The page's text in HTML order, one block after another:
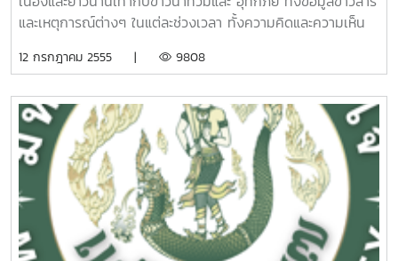
วันนี้ อย่าง ไรก็ดี แม้อนาคตของภาษาไทยจะผิดแผกแตกต่างออก
ไปเรื่อยๆ จนดูเหมือนว่ามันจะไม่เหลือรากเหง้าเค้าเดิมในอนาคต
หากมองในแง่การอนุรักษ์ก็คงเป็นที่น่าตกใจว่ากำลังเกิดวิบัติทาง
ภาษาของชาติ แต่อย่างไรก็ตาม หากคิดในทางบวก มองในแง่
ของการสื่อสาร ก็ยังต้องยอมรับว่า การสื่อสารด้วยภาษาไทยในโซ
เชียลมีเดียยังคงบรรลุเป้าหมายของการสื่อสาร (เข้าใจกันได้ดีทั้ง
ผู้ส่งสารและผู้รับสาร) แต่มันเป็นเพียงพัฒนาการทางภาษา ที่แม้
ไม่เปลี่ยนในวันนี้ก็คงต้องเปลี่ยนไปในวันหน้า ตามธรรมดาของ
สรรพสิ่งในโลกที่ล้วนเป็นอนิจจัง แต่ถึงอย่างไร ภาษาไทยก็ยังคง
เป็นภาษาไทยของคนไทยที่ไม่เหมือนภาษาใดในโลกอยู่นั่นเองที่มา:
ภาพและข้อความจาก มติชนออนไลน์ :
http://www.matichon.co.th
อะไรดีๆ บ้างเลยอย่ารอโอกาสหน้า เพราะเวลาและวารีไม่เคยคอย
ใคร บางทีปีหน้าอาจไม่มีโอกาสอีกก็เป็นได้ เพราะพระพุทธองค์
ทรงสอนพุทธบริษัทให้ดำเนินชีวิตด้วยความไม่ประมาทผศ.สุพจน์
เอี้ยงกุญชรคณะวิศวกรรมและอุตสาหกรรมเกษตร มหาวิทยาลัย
แม่โจ้ที่มา :เนื้อหาจาก (แนวหน้า ) 21 เม.ย 2556
มกราคมถึงต้นเดือนเมษายน) อย่างเข้มงวด และประชาชนส่วน
ใหญ่ก็ให้ความร่วมมือด้วยดี เพราะต่างเข้าใจดีว่า ประโยชน์จาก
การเผาขยะมูลฝอยในชุมชนไม่คุ้มกับผลกระทบจากหมอกควันที่
เกิดขึ้น อีกทั้งชาวเชียงใหม่เคยได้รับบทเรียนอย่างแสนสาหัสมา
แล้วในปี พ.ศ. 2550 เพราะในปีนั้นมีการตรวจวัดค่า PM10 กลาง
เมืองเชียงใหม่ได้สูงสุดถึง 383 ไมโครกรัมต่อลูกบาศก์เมตรนับ
ตั้งแต่นั้นมาการรณรงค์ให้งดการเผาในเขตชุมชนทั้งในระดับ
เทศบาลและอบต.นับว่าได้ผลเป็นอย่างดี และยังไม่เคยปรากฏ
ปัญหาหมอกควันรุนแรงในขั้นวิกฤติได้เท่าปีนั้นอีก แต่ถึงกระนั้นก็
ยังไม่สามารถทำให้ปราศจากปัญหาหมอกควันลงได้อย่างสมบูรณ์
เช่นเดียวกับปีนี้ แม้สถานการณ์หลายอย่างจะเป็นใจจนสามารถ
ผ่านช่วง 80 วันอันตรายมาได้กว่าครึ่งทางแล้ว แต่สุดท้ายปัญหา
แต่เป็นคนชั้นกลางและเหล่ามหาเศรษฐีเจ้าของกิจการร่วมทุนกับ
ต่างชาติแทบทั้งสิ้นและในทางกลับกัน นโยบายรถยนต์คันแรก
กลับมีผลทำให้ธุรกิจรถยนต์มือสองต้องซบเซาอย่างช่วยไม่ได้ และ
ไม่มีใครช่วย แต่เชื่อว่าในระยะเวลาอีกไม่เกิน ๕ ปี ธุรกิจนี้จะกลับ
มาคึกคักอีกอย่างแน่นอน เพราะรถยนต์คันแรกจำนวนไม่น้อยจะ
ต้องถูกปล่อยออกมาสู่ตลาด อันมีสาเหตุมาจากภาระหนี้สินที่ล้น
มือของผู้ซื้อที่ยังไม่พร้อมในตอนนี้ และจะเป็นโอกาสอันดีสำหรับผู้
บริโภคที่คิดจะซื้อหารถยนต์มือสองไว้ใช้ในตอนนั้นขณะนี้ มีผู้
บริโภคที่ด่วนตัดสินใจซื้อรถยนต์คันแรกไปใช้ตั้งแต่ปีก่อนทั้งๆที่ยัง
ไม่มีความพร้อม บางส่วนเริ่มมีปัญหาค้างชำระเงินค่างวดแล้ว
(ตามรายงานข่าวของวงการสินเชื่อ) ถึงตรงนี้ เค้าลางของปัญหา
เริ่มปรากฏให้เห็นชัดเจนขึ้น กรณีที่ผู้ซื้อไม่อาจครอบครองรถยนต์
โดยทั่วไปว่า ในช่วงปลายเดือนมกราคมถึงต้นเดือนเมษายน รวม
เกิดหมอกควันจากการเผาไหม้ เพราะเป็นช่วงที่มีอากาศร้อนและ
จากป่าไม้และเศษซากพืชทางการเกษตร (หากไม่มีการทยอยเผา
มาก่อน) ซึ่งถ้าหากมีไฟป่าหรือมีการเผาเศษซากพืชทางการ
เกษตรพร้อมๆ กันในช่วงนี้ มลพิษทางอากาศจะรุนแรงเข้าขั้น
วิกฤติได้โดยง่าย ขณะนี้ได้ย่างเข้าสู่ช่วง 80 วัน อันตราย
แล้ว แม้มีบางส่วนบางจังหวัดมีไฟป่าเกิดขึ้นและมีการเผาไร่นา
ทำให้คุณภาพอากาศต่ำ กว่าค่ามาตรฐาน (120 ไมโครกรัมต่อ
ลูกบาศก์เมตร) อยู่บ้าง แต่สถานการณ์โดยรวมยังคงเป็นที่น่า
พอใจ แต่ถึงกระนั้น ระยะเวลาที่เหลืออีกราว 2 เดือน ยังคงต้อง
จำเป็น(มีใช้อยู่ แล้ว) แต่การได้ประโยชน์เห็นๆ จากการคืนเงินภาษี
ฉวยโอกาสทันที การใช้ชื่อคนในครอบครัว หรือแม้แต่คนงานคน
ได้ยากที่จะกระทำ แม้ได้ชื่อว่า รถยนต์คันแรกในทางนิตินัย แต่
กลับกลายเป็นรถยนต์คันที่ 2 3 4 5…ของครอบครัวในทาง
พฤตินัย ทั้งนี้ขึ้นอยู่กับกำลังซื้อเป็นสำคัญ เพราะโอกาสที่จะซื้อ
รถยนต์ราคาถูกกว่าปกติเป็นเรือนแสนเช่นนี้ไม่ได้หาง่ายๆ กรณีนี้
นับเป็นเรื่องที่น่าเสียดายสำหรับภาษีที่รัฐควรจะได้ แต่กลับต้อง
เสียไปให้กับคนมีอันจะกินอยู่แล้วผู้บริโภคกลุ่มต่อมาที่ได้ประโยชน์
ได้แก่ ผู้ที่ครอบครัวยังไม่เคยมีรถยนต์เป็นของตนเองจริงๆ แต่
พอจะกัดฟันอดออมเพื่อรถยนต์คันแรกของครอบครัวได้ (มี
และเหตุการณ์ต่างๆ ในแต่ละช่วงเวลา ทั้งความคิดและความเห็น
อย่างถูกต้องเป็นจริงตามหลักการทางวิชาการ แต่หลายเรื่องถูก
เพียงเพื่อสร้างชื่อ สร้างกระแสให้กับตัวเองเป็นสำคัญ (อ่านต่อ
บทความแบบ PDF คลิ๊กที่นี้สถานการณ์เช่นนี้ บางครั้งทำให้
ผู้รับข่าวสารเกิดความตื่นตระหนกและเกิดความเข้าใจผิดๆ อยู่เส
มอๆ และเรื่องเกี่ยวกับพายุหมุนเขตร้อน(Tropical Cyclone) ก็
เป็นอีกเรื่องหนึ่งที่ผู้คนในสังคมให้ความสนใจ เพราะเป็นที่ทราบ
กันโดยทั่วไปแล้วว่า พายุหมุนเขตร้อนเป็นปัจจัยสำคัญที่มีอิทธิพล
ทำให้เกิดฝนตกหนักและทำให้เกิด น้ำท่วมได้โดยง่าย แต่ในการให้
ข่าวของนักการเมืองที่เกี่ยวข้องและนักวิชาการที่ขาดความรับผิด
12 กรกฎาคม 2555 | 9808